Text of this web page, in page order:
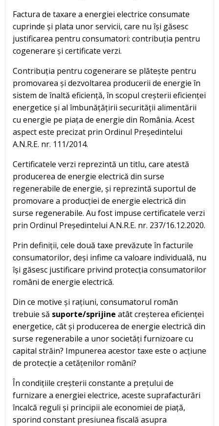
Factura de taxare a energiei electrice consumate
cuprinde și plata unor servicii, care nu își găsesc
justificarea pentru consumatori: contribuția pentru
cogenerare și certificate verzi.
Contribuția pentru cogenerare se plătește pentru
promovarea și dezvoltarea producerii de energie în
sistem de înaltă eficiență, în scopul creșterii eficienței
energetice și al îmbunățățirii securității alimentării
cu energie pe piața de energie din România. Acest
aspect este precizat prin Ordinul Președintelui
A.N.R.E. nr. 111/2014.
Certificatele verzi reprezintă un titlu, care atestă
producerea de energie electrică din surse
regenerabile de energie, și reprezintă suportul de
promovare a producției de energie electrică din
surse regenerabile. Au fost impuse certificatele verzi
prin Ordinul Președintelui A.N.R.E. nr. 237/16.12.2020.
Prin definiții, cele două taxe prevăzute în facturile
consumatorilor, deși infime ca valoare individuală, nu
își găsesc justificare privind protecția consumatorilor
români de energie electrică.
Din ce motive și rațiuni, consumatorul român
trebuie să suporte/sprijine atât creșterea eficienței
energetice, cât și producerea de energie electrică din
surse regenerabile a unor societăți furnizoare cu
capital străin? Impunerea acestor taxe este o acțiune
de protecție a cetățenilor români?
În condițiile creșterii constante a prețului de
furnizare a energiei electrice, aceste suprafacturări
încalcă reguli și principii ale economiei de piață,
sporind constant presiunea fiscală asupra